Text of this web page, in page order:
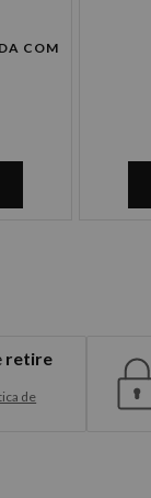
COM
retire
de